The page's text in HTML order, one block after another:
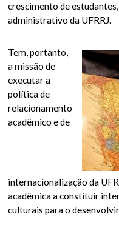
crescimento de
administrativo da UFRRJ.
Tem, portanto,
a missão de
executar a
política de
relacionamento
acadêmico e de
internacionalização da
acadêmica a constituir
culturais para o